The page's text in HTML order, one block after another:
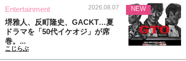
Entertainment 2026.08.07
堺雅人、反町隆史、GACKT…夏
ドラマを「50代イケオジ」が席
巻。...
こじらぶ
NEW